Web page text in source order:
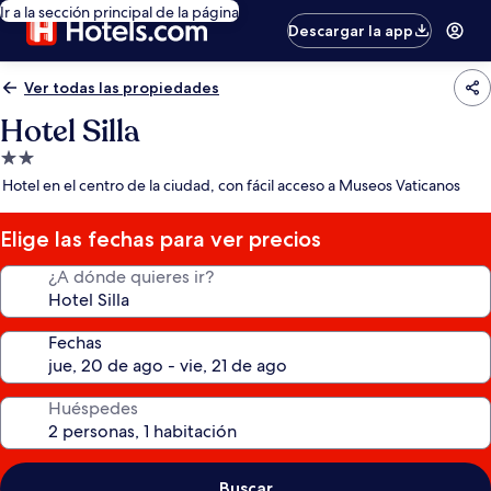
Ir a la sección principal de la página
Descargar la app
Ver todas las propiedades
Hotel Silla
Propiedad
de
estrellas
Hotel en el centro de la ciudad, con fácil acceso a Museos Vaticanos
Elige las fechas para ver precios
¿A dónde quieres ir?
Fechas
Huéspedes